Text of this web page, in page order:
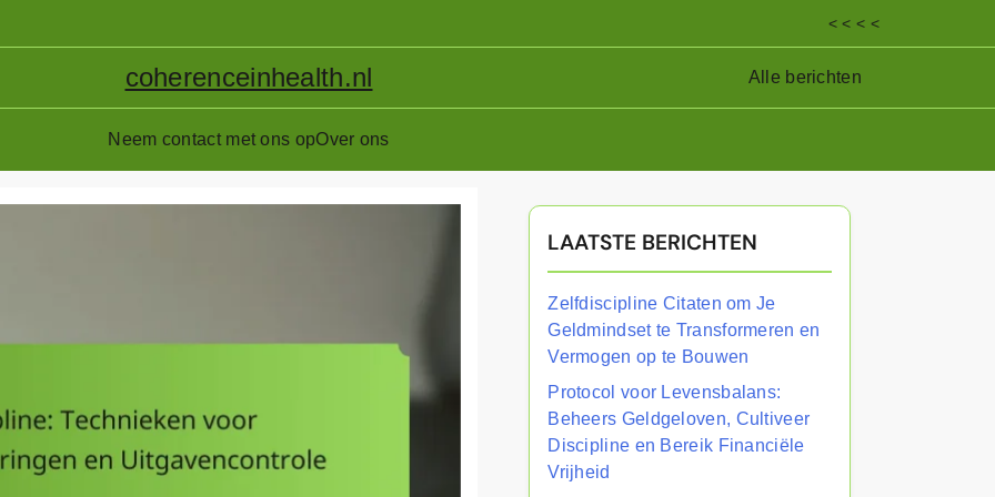
< < < <
coherenceinhealth.nl Alle berichten
Neem contact met ons opOver ons
LAATSTE BERICHTEN
Zelfdiscipline Citaten om Je
Geldmindset te Transformeren en
Vermogen op te Bouwen
Protocol voor Levensbalans:
Beheers Geldgeloven, Cultiveer
Discipline en Bereik Financiële
Vrijheid